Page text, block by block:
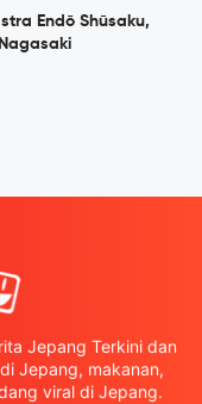
Endō Shūsaku,
Jepang Terkini dan
Jepang, makanan,
viral di Jepang.